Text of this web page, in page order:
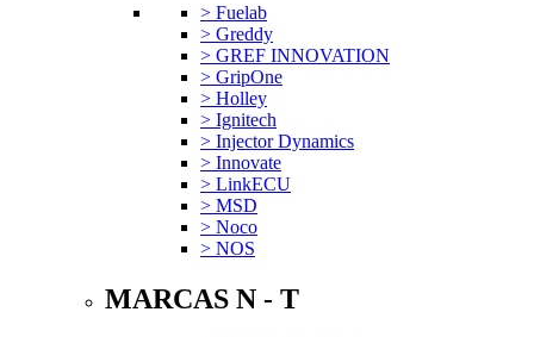
> Fuelab
> Greddy
> GREF INNOVATION
> GripOne
> Holley
> Ignitech
> Injector Dynamics
> Innovate
> LinkECU
> MSD
> Noco
> NOS
MARCAS N - T